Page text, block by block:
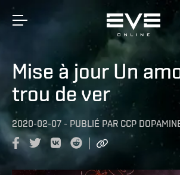
Mise à jour Un
trou de ver
2020-02-07 - PUBLIÉ PAR CCP